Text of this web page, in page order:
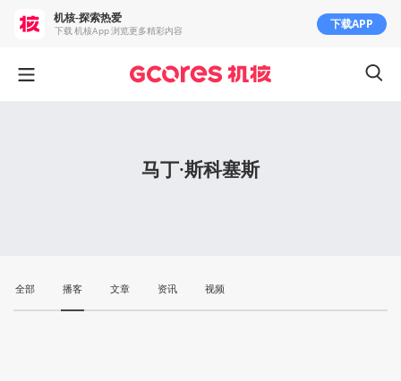
马丁·斯科塞斯
全部 播客 文章 资讯 视频
机核-探索热爱
下载 机核App 浏览更多精彩内容 下载APP